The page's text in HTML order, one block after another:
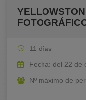
11 días
Fecha: del 22 de
Nº máximo de